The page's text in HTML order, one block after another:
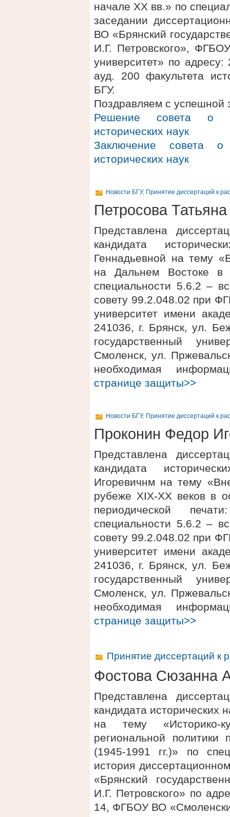
начале XX вв.» по
заседании
ВО «Брянский
И.Г. Петровского»,
университет» по
ауд. 200 факультета
БГУ.
Поздравляем с успешной
Решение совета о
исторических наук
Заключение совета о
исторических наук
Новости БГУ, Принятие диссертаций к
Петросова
Представлена
кандидата
Геннадьевной на тему
на Дальнем Востоке
специальности 5.6.2 –
совету 99.2.048.02 при
университет имени
241036, г. Брянск, ул.
государственный
Смоленск, ул.
необходимая
странице защиты>>
Новости БГУ, Принятие диссертаций к
Проконин Федор
Представлена
кандидата
Игоревичнм на тему
рубеже XIX-XX веков в
периодической
специальности 5.6.2 –
совету 99.2.048.02 при
университет имени
241036, г. Брянск, ул.
государственный
Смоленск, ул.
необходимая
странице защиты>>
Принятие диссертаций к
Фостова Сюзанна
Представлена
кандидата исторических
на тему «Историко-
региональной политики
(1945-1991 гг.)» по
история
«Брянский
И.Г. Петровского» по
14, ФГБОУ ВО